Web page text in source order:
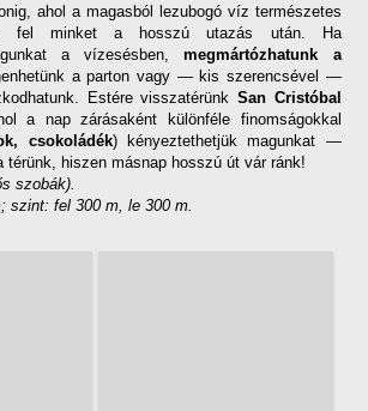
ahol a magasból lezubogó víz természetes
fel minket a hosszú utazás után. Ha
a vízesésben,megmártózhatunk a
a parton vagy — kis szerencsével —
Estére visszatérünk San Cristóbal
a nap zárásaként különféle finomságokkal
csokoládék) kényeztethetjük magunkat —
térünk, hiszen másnap hosszú út vár ránk!
szobák).
szint: fel 300 m, le 300 m.